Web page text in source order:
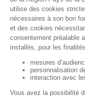
Footer réseaux
Suivez-nous